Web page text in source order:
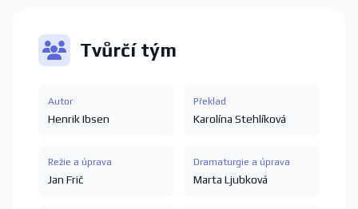
Tvůrčí tým
Autor
Henrik Ibsen
Překlad
Karolína Stehlíková
Režie a úprava
Jan Frič
Dramaturgie a úprava
Marta Ljubková